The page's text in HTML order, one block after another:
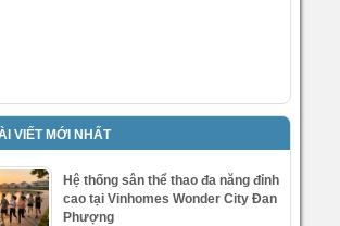
VIẾT MỚI NHẤT
Hệ thống sân thể thao đa năng đỉnh
cao tại Vinhomes Wonder City Đan
Phượng